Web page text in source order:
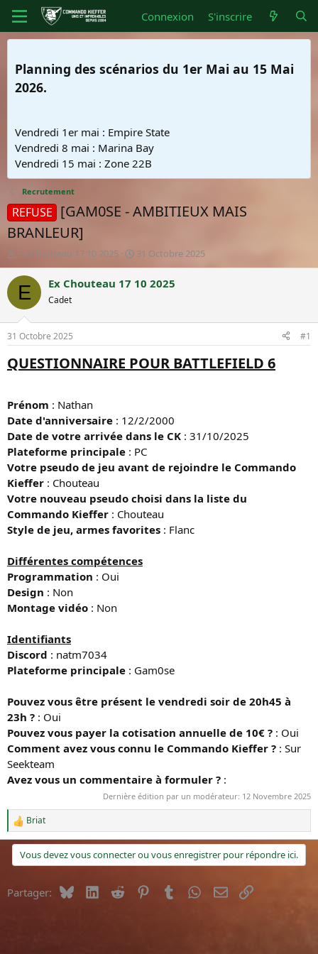
Connexion S'inscrire
Planning des scénarios du 1er Mai au 15 Mai
2026.
Vendredi 1er mai : Empire State
Vendredi 8 mai : Marina Bay
Vendredi 15 mai : Zone 22B
Recrutement
REFUSE [GAM0SE - AMBITIEUX MAIS
BRANLEUR]
A
u
t
e
u
r
d
u
s
u
e
Ex Chouteau 17 10 2025
D
a
t
e
é
b
u
31 Octobre 2025
E Ex Chouteau 17 10 2025
Cadet
31 Octobre 2025 #1
QUESTIONNAIRE POUR BATTLEFIELD 6
Prénom : Nathan
Date d'anniversaire : 12/2/2000
Date de votre arrivée dans le CK : 31/10/2025
Plateforme principale : PC
Votre pseudo de jeu avant de rejoindre le Commando
Kieffer : Chouteau
Votre nouveau pseudo choisi dans la liste du
Commando Kieffer : Chouteau
Style de jeu, armes favorites : Flanc
Différentes compétences
Programmation : Oui
Design : Non
Montage vidéo : Non
Identifiants
Discord : natm7034
Plateforme principale : Gam0se
Pouvez vous être présent le vendredi soir de 20h45 à
23h ? : Oui
Pouvez vous payer la cotisation annuelle de 10€ ? : Oui
Comment avez vous connu le Commando Kieffer ? : Sur
Seekteam
Avez vous un commentaire à formuler ? :
Dernière édition par un modérateur: 12 Novembre 2025
R
é
c
i
Briat
Vous devez vous connecter ou vous enregistrer pour répondre ici.
Partager: BlueskyLinkedIn
Reddit PinterestTumblr WhatsApp
E-mailLien